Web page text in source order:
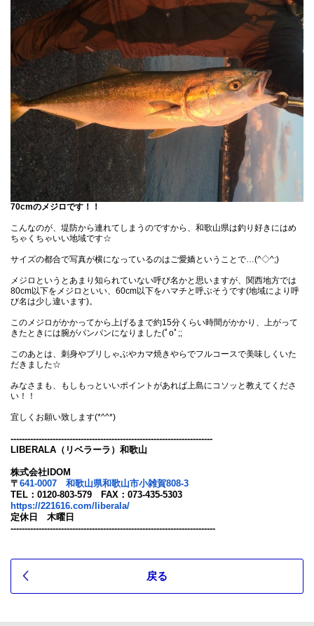
70cmのメジロです！！
こんなのが、堤防から連れてしまうのですから、和歌山県は釣り好きにはめ
ちゃくちゃいい地域です☆
サイズの都合で写真が横になっているのはご愛嬌ということで…(^◇^;)
メジロというとあまり知られていない呼び名かと思いますが、関西地方では
80cm以下をメジロといい、60cm以下をハマチと呼ぶそうです(地域により呼
び名は少し違います)。
このメジロがかかってから上げるまで約15分くらい時間がかかり、上がって
きたときには腕がパンパンになりました(ﾟoﾟ;;
このあとは、刺身やブリしゃぶやカマ焼きやらでフルコースで美味しくいた
だきました☆
みなさまも、もしもっといいポイントがあれば上島にコソッと教えてくださ
い！！
宜しくお願い致します(*^^*)
------------------------------------------------------------------------
LIBERALA（リベラーラ）和歌山
株式会社IDOM
〒 641-0007 和歌山県和歌山市小雑賀808-3
TEL：0120-803-579 FAX：073-435-5303
https://221616.com/liberala/
定休日 木曜日
-------------------------------------------------------------------------
戻る